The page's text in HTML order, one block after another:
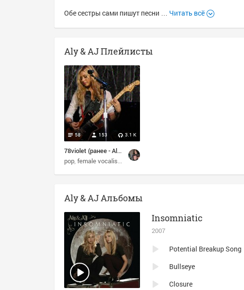
Обе сестры сами пишут песни … Читать всё
Aly & AJ Плейлисты
78violet (ранее - Aly & AJ Michalka)
58 3.1 K
153
pop female vocalists pop rock
Aly & AJ Альбомы
Insomniatic
2007
Potential Breakup Song
Bullseye
Closure